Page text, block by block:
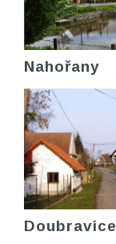
Nahořany
Doubravice